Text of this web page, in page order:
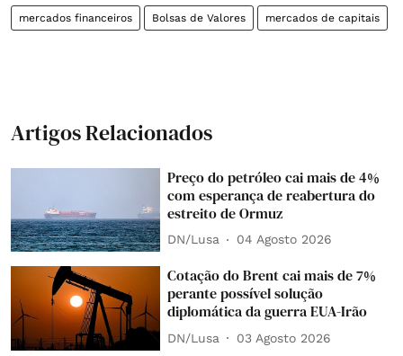
mercados financeiros Bolsas de Valores mercados de capitais
Artigos Relacionados
Preço do petróleo cai mais de 4%
com esperança de reabertura do
estreito de Ormuz
DN/Lusa 04 Agosto 2026
Cotação do Brent cai mais de 7%
perante possível solução
diplomática da guerra EUA-Irão
DN/Lusa 03 Agosto 2026